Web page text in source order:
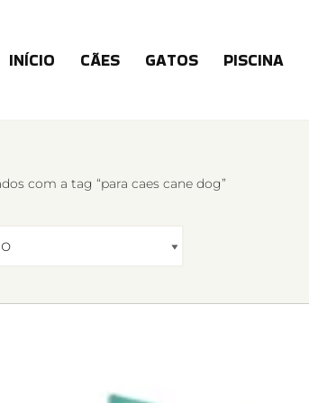
INÍCIO CÃES GATOS PISCINA
com a tag “para caes cane dog”